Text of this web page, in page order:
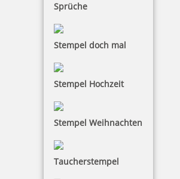
Sprüche
Stempel doch mal
Stempel Hochzeit
Stempel Weihnachten
Taucherstempel
24,28 €
Jetzt gestalten